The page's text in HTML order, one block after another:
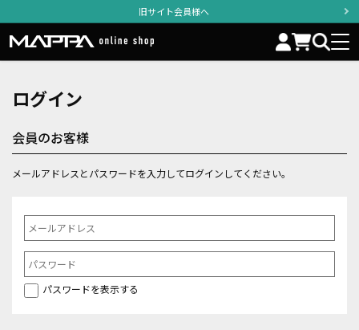
旧サイト会員様へ
ログイン
会員のお客様
メールアドレスとパスワードを入力してログインしてください。
パスワードを表示する